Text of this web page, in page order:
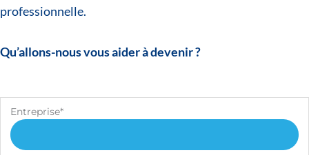
professionnelle.
Qu’allons-nous vous aider à devenir ?
Entreprise*